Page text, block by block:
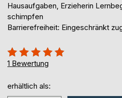
Hausaufgaben, Erzieherin
schimpfen
Barrierefreiheit: Eingeschränkt
Bewertung::
100%
1 Bewertung
erhältlich als: